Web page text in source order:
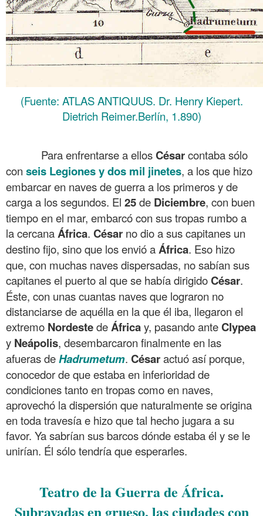
(Fuente: ATLAS ANTIQUUS. Dr. Henry Kiepert.
Dietrich Reimer.Berlín, 1.890)
Para enfrentarse a ellosCésarcontaba sólo
con seis Legiones y dos mil jinetes, a los que hizo
embarcar en naves de guerra a los primeros y de
carga a los segundos. El 25de Diciembre, con buen
tiempo en el mar, embarcó con sus tropas rumbo a
la cercanaÁfrica. César no dio a sus capitanes un
destino fijo, sino que los envió aÁfrica. Eso hizo
que, con muchas naves dispersadas, no sabían sus
capitanes el puerto al que se había dirigidoCésar.
Éste, con unas cuantas naves que lograron no
distanciarse de aquélla en la que él iba, llegaron el
extremo NordestedeÁfricay, pasando anteClypea
y Neápolis, desembarcaron finalmente en las
afueras deHadrumetum. Césaractuó así porque,
conocedor de que estaba en inferioridad de
condiciones tanto en tropas como en naves,
aprovechó la dispersión que naturalmente se origina
en toda travesía e hizo que tal hecho jugara a su
favor. Ya sabrían sus barcos dónde estaba él y se le
unirían. Él sólo tendría que esperarles.
Teatro de la Guerra de África.
Subrayadas en grueso, las ciudades con